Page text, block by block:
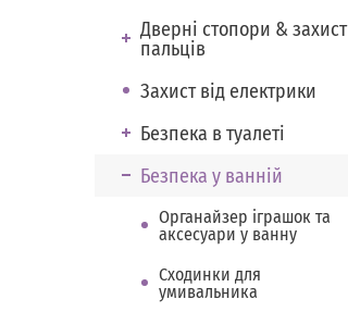
Дверні стопори & захист
пальців
Захист від електрики
Безпека в туалеті
Безпека у ванній
Органайзер іграшок та
аксесуари у ванну
Сходинки для
умивальника